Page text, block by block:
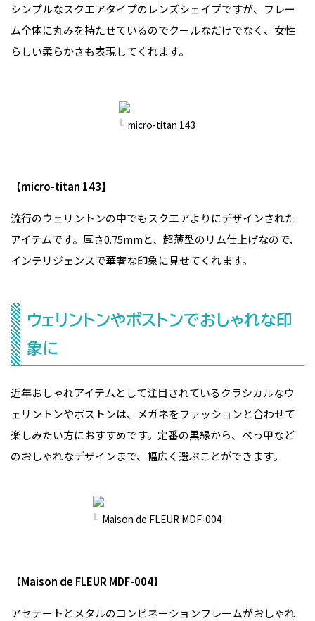
シンプルなスクエアタイプのレンズシェイプですが、フレー
ム全体に丸みを持たせているのでクールなだけでなく、女性
らしい柔らかさも表現してくれます。
micro-titan 143
【micro-titan 143】
流行のウェリントンの中でもスクエアよりにデザインされた
アイテムです。厚さ0.75mmと、超薄型のリム仕上げなので、
インテリジェンスで華奢な印象に見せてくれます。
ウェリントンやボストンでおしゃれな印
象に
近年おしゃれアイテムとして注目されているクラシカルなウ
ェリントンやボストンは、メガネをファッションと合わせて
楽しみたい方におすすめです。定番の黒縁から、べっ甲など
のおしゃれなデザインまで、幅広く選ぶことができます。
Maison de FLEUR MDF-004
【Maison de FLEUR MDF-004】
アセテートとメタルのコンビネーションフレームがおしゃれ